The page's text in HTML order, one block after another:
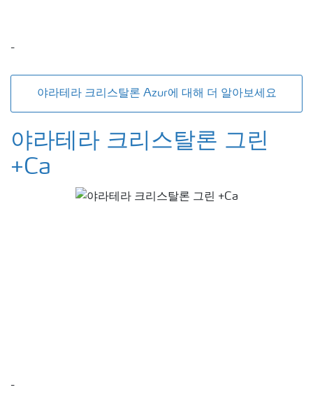
-
야라테라 크리스탈론 Azur에 대해 더 알아보세요
야라테라 크리스탈론 그린
+Ca
-